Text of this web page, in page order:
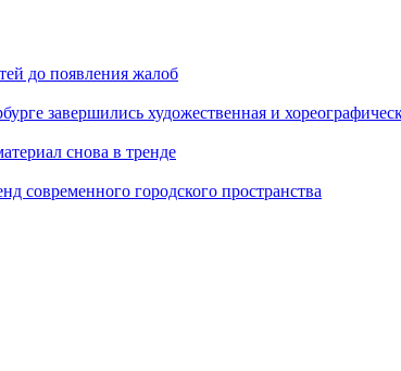
до появления жалоб
завершились художественная и
снова в тренде
современного городского пространства